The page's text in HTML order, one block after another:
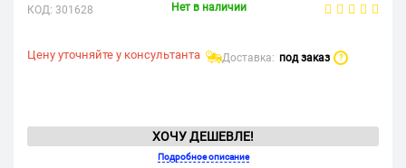
КОД: 301628 Нет в наличии
Цену уточняйте у консультанта Доставка: под заказ ?
ХОЧУ ДЕШЕВЛЕ!
Подробное описание